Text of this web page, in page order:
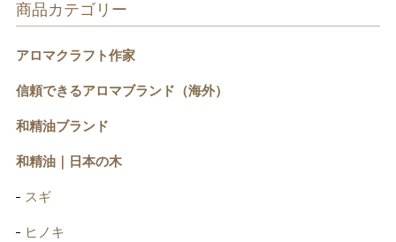
商品カテゴリー
アロマクラフト作家
信頼できるアロマブランド（海外）
和精油ブランド
和精油｜日本の木
スギ
ヒノキ